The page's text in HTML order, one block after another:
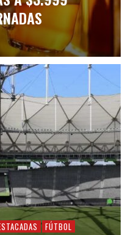
FÚTBOL